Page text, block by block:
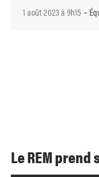
1 août 2023 à 9h15 -
Le REM